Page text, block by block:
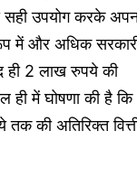
सही उपयोग करके
में और अधिक
ही 2 लाख रुपये की
ही में घोषणा की है कि
की अतिरिक्त